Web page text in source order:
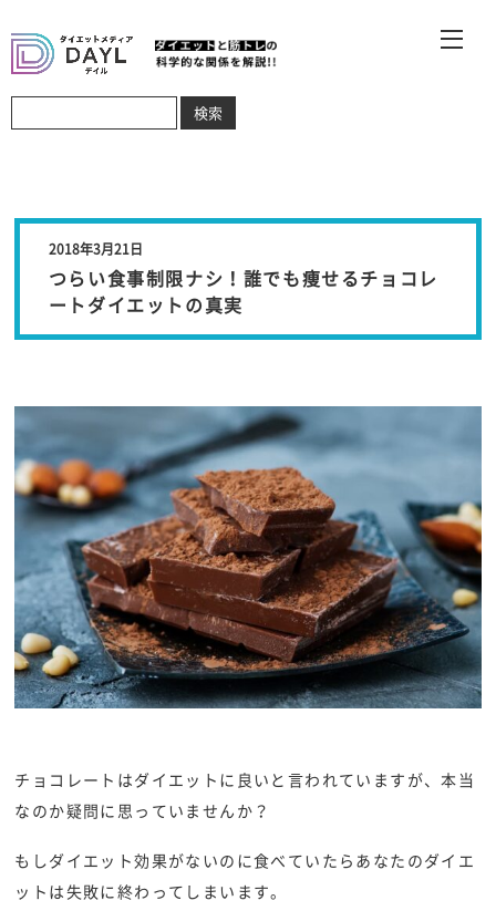
2018年3月21日
つらい食事制限ナシ！誰でも痩せるチョコレ
ートダイエットの真実
チョコレートはダイエットに良いと言われていますが、本当
なのか疑問に思っていませんか？
もしダイエット効果がないのに食べていたらあなたのダイエ
ットは失敗に終わってしまいます。